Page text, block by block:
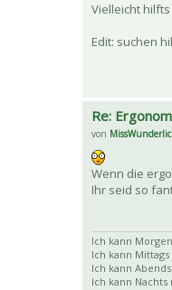
Vielleicht
Edit: suchen
Re:
von
Wenn die
Ihr seid so
Ich kann
Ich kann
Ich kann
Ich kann